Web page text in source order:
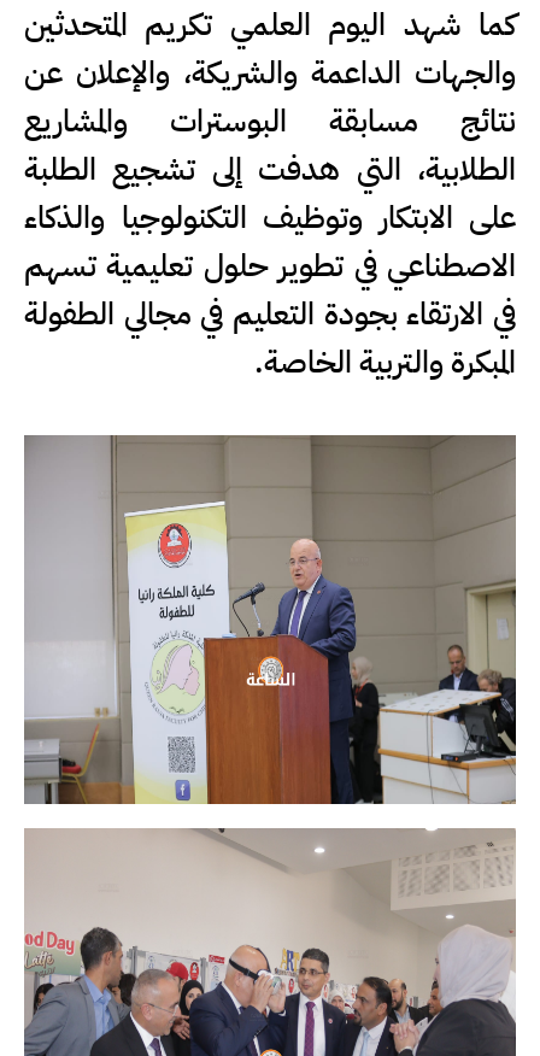
كما شهد اليوم العلمي تكريم المتحدثين
والجهات الداعمة والشريكة، والإعلان عن
نتائج مسابقة البوسترات والمشاريع
الطلابية، التي هدفت إلى تشجيع الطلبة
على الابتكار وتوظيف التكنولوجيا والذكاء
الاصطناعي في تطوير حلول تعليمية تسهم
في الارتقاء بجودة التعليم في مجالي الطفولة
المبكرة والتربية الخاصة.